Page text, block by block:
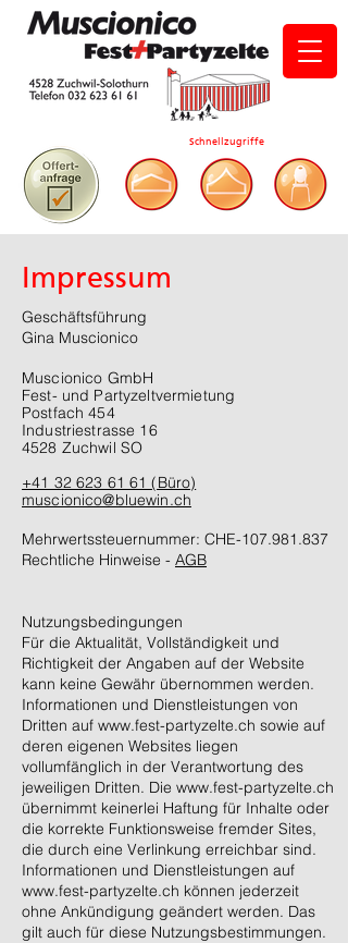
Schnellzugriffe
Impressum
Geschäftsführung
Gina Muscionico
Muscionico GmbH
Fest- und Partyzeltvermietung
Postfach 454
Industriestrasse 16
4528 Zuchwil SO
+41 32 623 61 61 (Büro)
muscionico@bluewin.ch
Mehrwertssteuernummer: CHE-107.981.837
Rechtliche Hinweise - AGB
Nutzungsbedingungen
Für die Aktualität, Vollständigkeit und
Richtigkeit der Angaben auf der Website
kann keine Gewähr übernommen werden.
Informationen und Dienstleistungen von
Dritten auf www.fest-partyzelte.ch sowie auf
deren eigenen Websites liegen
vollumfänglich in der Verantwortung des
jeweiligen Dritten. Die www.fest-partyzelte.ch
übernimmt keinerlei Haftung für Inhalte oder
die korrekte Funktionsweise fremder Sites,
die durch eine Verlinkung erreichbar sind.
Informationen und Dienstleistungen auf
www.fest-partyzelte.ch können jederzeit
ohne Ankündigung geändert werden. Das
gilt auch für diese Nutzungsbestimmungen.